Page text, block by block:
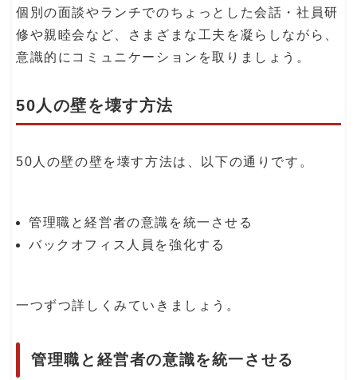
個別の面談やランチでのちょっとした会話・社員研
修や親睦会など、さまざまな工夫を凝らしながら、
意識的にコミュニケーションを取りましょう。
50人の壁を壊す方法
50人の壁の壁を壊す方法は、以下の通りです。
管理職と経営者の意識を統一させる
バックオフィス人員を強化する
一つずつ詳しくみていきましょう。
管理職と経営者の意識を統一させる